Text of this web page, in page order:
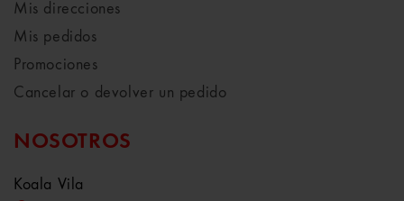
Mis direcciones
Mis pedidos
Promociones
Cancelar o devolver un pedido
NOSOTROS
Koala Vila